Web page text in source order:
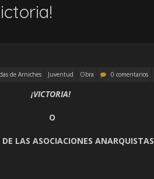
de Arniches Juventud Obra 0 comentarios
¡VICTORIA!
O
LAS ASOCIACIONES ANARQUISTAS